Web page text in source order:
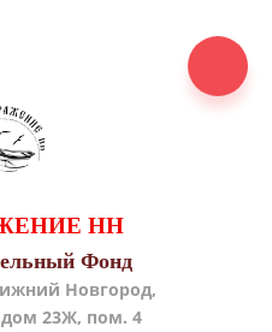
НН
Фонд
Новгород,
23Ж, пом. 4